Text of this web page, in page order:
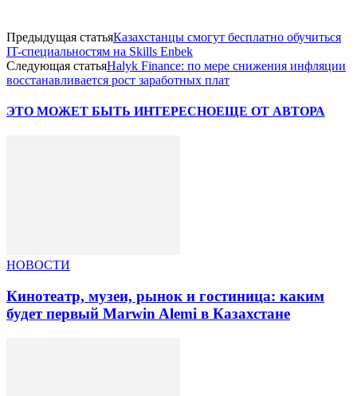
Предыдущая статьяКазахстанцы смогут бесплатно обучиться
IT-специальностям на Skills Enbek
Следующая статьяHalyk Finance: по мере снижения инфляции
восстанавливается рост заработных плат
ЭТО МОЖЕТ БЫТЬ ИНТЕРЕСНОЕЩЕ ОТ АВТОРА
НОВОСТИ
Кинотеатр, музеи, рынок и гостиница: каким
будет первый Marwin Alemi в Казахстане